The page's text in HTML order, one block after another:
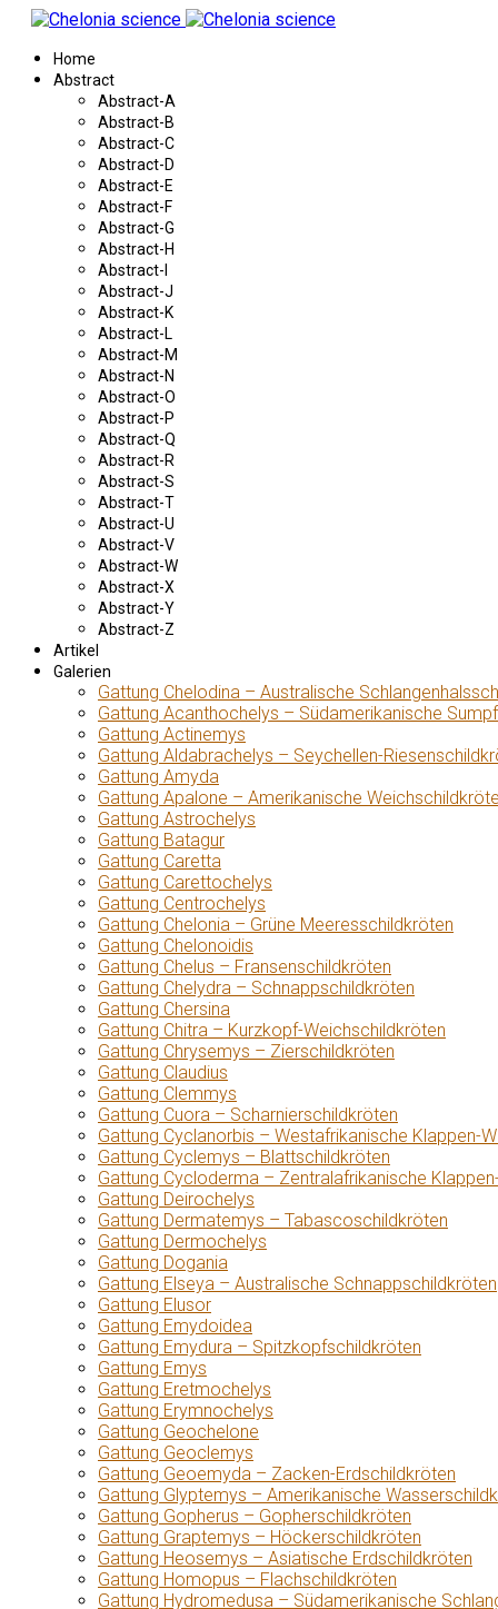
Home
Abstract
Abstract-A
Abstract-B
Abstract-C
Abstract-D
Abstract-E
Abstract-F
Abstract-G
Abstract-H
Abstract-I
Abstract-J
Abstract-K
Abstract-L
Abstract-M
Abstract-N
Abstract-O
Abstract-P
Abstract-Q
Abstract-R
Abstract-S
Abstract-T
Abstract-U
Abstract-V
Abstract-W
Abstract-X
Abstract-Y
Abstract-Z
Artikel
Galerien
Gattung Chelodina – Australische
Gattung Acanthochelys – Südamerikanische
Gattung Actinemys
Gattung Aldabrachelys – Seychellen-
Gattung Amyda
Gattung Apalone – Amerikanische
Gattung Astrochelys
Gattung Batagur
Gattung Caretta
Gattung Carettochelys
Gattung Centrochelys
Gattung Chelonia – Grüne Meeresschildkröten
Gattung Chelonoidis
Gattung Chelus – Fransenschildkröten
Gattung Chelydra – Schnappschildkröten
Gattung Chersina
Gattung Chitra – Kurzkopf-Weichschildkröten
Gattung Chrysemys – Zierschildkröten
Gattung Claudius
Gattung Clemmys
Gattung Cuora – Scharnierschildkröten
Gattung Cyclanorbis – Westafrikanische Klappen-
Gattung Cyclemys – Blattschildkröten
Gattung Cycloderma – Zentralafrikanische
Gattung Deirochelys
Gattung Dermatemys – Tabascoschildkröten
Gattung Dermochelys
Gattung Dogania
Gattung Elseya – Australische Schnappschildkröten
Gattung Elusor
Gattung Emydoidea
Gattung Emydura – Spitzkopfschildkröten
Gattung Emys
Gattung Eretmochelys
Gattung Erymnochelys
Gattung Geochelone
Gattung Geoclemys
Gattung Geoemyda – Zacken-Erdschildkröten
Gattung Glyptemys – Amerikanische
Gattung Gopherus – Gopherschildkröten
Gattung Graptemys – Höckerschildkröten
Gattung Heosemys – Asiatische Erdschildkröten
Gattung Homopus – Flachschildkröten
Gattung Hydromedusa – Südamerikanische